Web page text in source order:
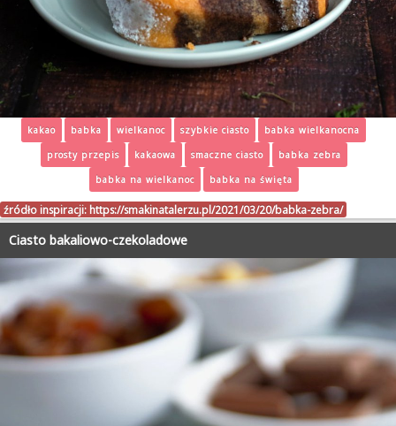
kakao babka wielkanoc szybkie ciasto
babka wielkanocna
prosty przepis
kakaowa smaczne ciasto
babka zebra
babka na wielkanoc
babka na święta
źródło inspiracji: https://smakinatalerzu.pl/2021/03/20/babka-zebra/
Ciasto bakaliowo-czekoladowe